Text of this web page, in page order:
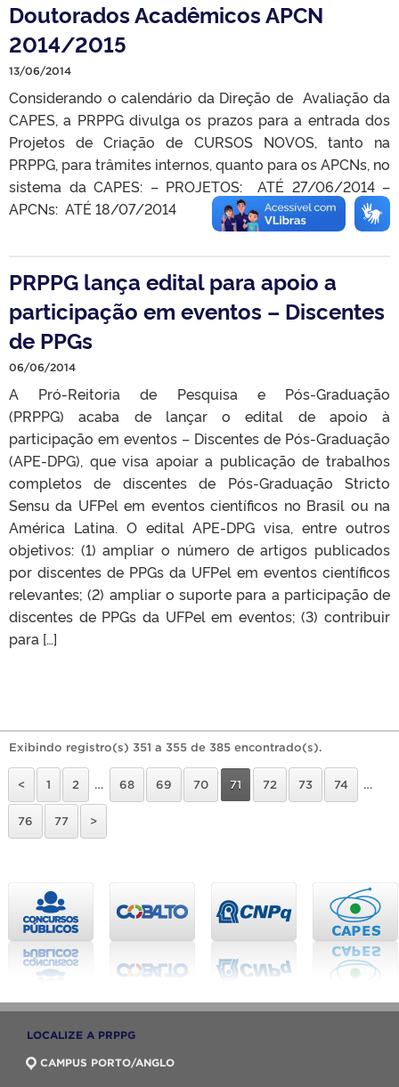
Doutorados Acadêmicos APCN
2014/2015
13/06/2014
Considerando o calendário da Direção de Avaliação da
CAPES, a PRPPG divulga os prazos para a entrada dos
Projetos de Criação de CURSOS NOVOS, tanto na
PRPPG, para trâmites internos, quanto para os APCNs, no
sistema da CAPES: – PROJETOS: ATÉ 27/06/2014 –
APCNs: ATÉ 18/07/2014
PRPPG lança edital para apoio a
participação em eventos – Discentes
de PPGs
06/06/2014
A Pró-Reitoria de Pesquisa e Pós-Graduação
(PRPPG) acaba de lançar o edital de apoio à
participação em eventos – Discentes de Pós-Graduação
(APE-DPG), que visa apoiar a publicação de trabalhos
completos de discentes de Pós-Graduação Stricto
Sensu da UFPel em eventos científicos no Brasil ou na
América Latina. O edital APE-DPG visa, entre outros
objetivos: (1) ampliar o número de artigos publicados
por discentes de PPGs da UFPel em eventos científicos
relevantes; (2) ampliar o suporte para a participação de
discentes de PPGs da UFPel em eventos; (3) contribuir
para […]
Exibindo registro(s) 351 a 355 de 385 encontrado(s).
< 1 2 … 68 69 70 71 72 73 74 …
76 77 >
LOCALIZE A PRPPG
CAMPUS PORTO/ANGLO